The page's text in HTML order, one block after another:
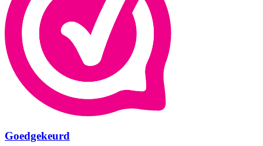
Goedgekeurd